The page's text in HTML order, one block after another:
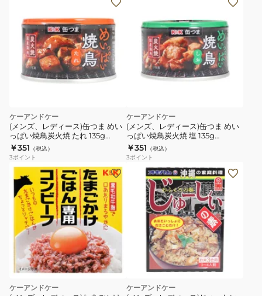
ケーアンドケー
(メンズ、レディース)缶つま めい
っぱい焼鳥炭火焼 たれ 135g
0417600
￥351 （税込）
3ポイント
ケーアンドケー
(メンズ、レディース)缶つま めい
っぱい焼鳥炭火焼 塩 135g
0417601
￥351 （税込）
3ポイント
ケーアンドケー ケーアンドケー